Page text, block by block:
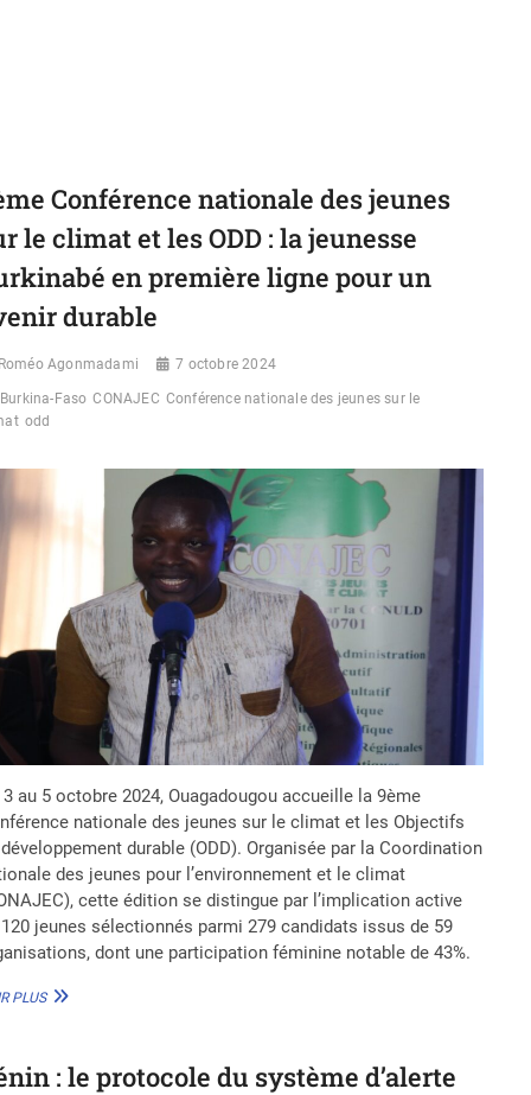
Conférence nationale des jeunes
le climat et les ODD : la jeunesse
en première ligne pour un
durable
Roméo Agonmadami 7 octobre 2024
Burkina-Faso CONAJEC Conférence nationale des jeunes sur le
odd
3 au 5 octobre 2024, Ouagadougou accueille la 9ème
nationale des jeunes sur le climat et les Objectifs
durable (ODD). Organisée par la Coordination
des jeunes pour l’environnement et le climat
cette édition se distingue par l’implication active
jeunes sélectionnés parmi 279 candidats issus de 59
dont une participation féminine notable de 43%.
PLUS9ÈME
JEUNES
: le protocole du système d’alerte